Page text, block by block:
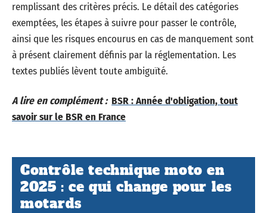
remplissant des critères précis. Le détail des catégories
exemptées, les étapes à suivre pour passer le contrôle,
ainsi que les risques encourus en cas de manquement sont
à présent clairement définis par la réglementation. Les
textes publiés lèvent toute ambiguïté.
A lire en complément : BSR : Année d'obligation, tout
savoir sur le BSR en France
Contrôle technique moto en
2025 : ce qui change pour les
motards